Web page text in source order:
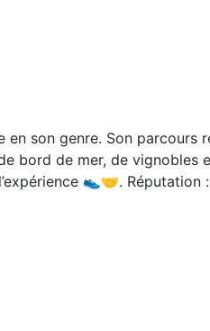
son genre. Son parcours
bord de mer, de vignobles
👟🤝. Réputation